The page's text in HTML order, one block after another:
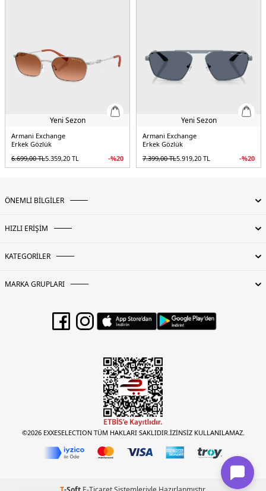
Yeni Sezon
Armani Exchange
Erkek Gözlük
6.699,00TL5.359,20 TL -%20
Yeni Sezon
Armani Exchange
Erkek Gözlük
7.399,00TL5.919,20 TL -%20
ÖNEMLİ BİLGİLER
HIZLI ERİŞİM
KATEGORİLER
MARKA GRUPLARI
©2026 EXXESELECTION TÜM HAKLARI SAKLIDIR.İZİNSİZ KULLANILAMAZ.